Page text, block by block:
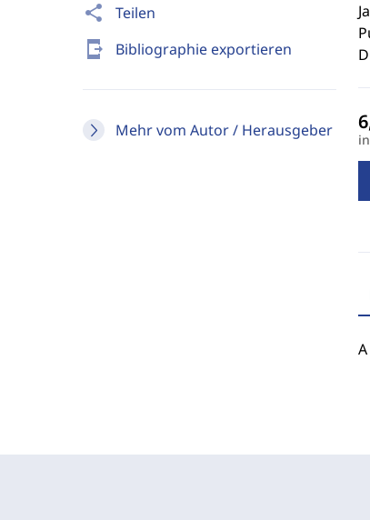
share Teilen
send_to_mobile Bibliographie exportieren
Mehr vom Autor / Herausgeber